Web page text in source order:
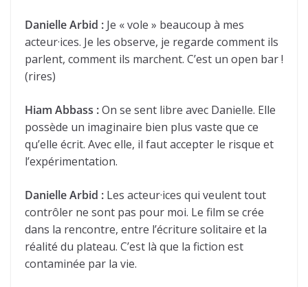
Danielle Arbid : Je « vole » beaucoup à mes
acteur·ices. Je les observe, je regarde comment ils
parlent, comment ils marchent. C’est un open bar !
(rires)
Hiam Abbass :On se sent libre avec Danielle. Elle
possède un imaginaire bien plus vaste que ce
qu’elle écrit. Avec elle, il faut accepter le risque et
l’expérimentation.
Danielle Arbid : Les acteur·ices qui veulent tout
contrôler ne sont pas pour moi. Le film se crée
dans la rencontre, entre l’écriture solitaire et la
réalité du plateau. C’est là que la fiction est
contaminée par la vie.